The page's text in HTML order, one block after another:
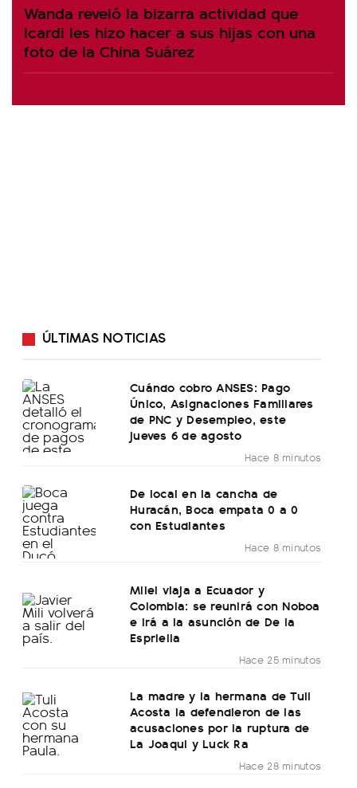
Wanda reveló la bizarra actividad que
Icardi les hizo hacer a sus hijas con una
foto de la China Suárez
ÚLTIMAS NOTICIAS
Cuándo cobro ANSES: Pago
Único, Asignaciones Familiares
de PNC y Desempleo, este
jueves 6 de agosto
Hace 8 minutos
De local en la cancha de
Huracán, Boca empata 0 a 0
con Estudiantes
Hace 8 minutos
Milei viaja a Ecuador y
Colombia: se reunirá con Noboa
e irá a la asunción de De la
Espriella
Hace 25 minutos
La madre y la hermana de Tuli
Acosta la defendieron de las
acusaciones por la ruptura de
La Joaqui y Luck Ra
Hace 28 minutos